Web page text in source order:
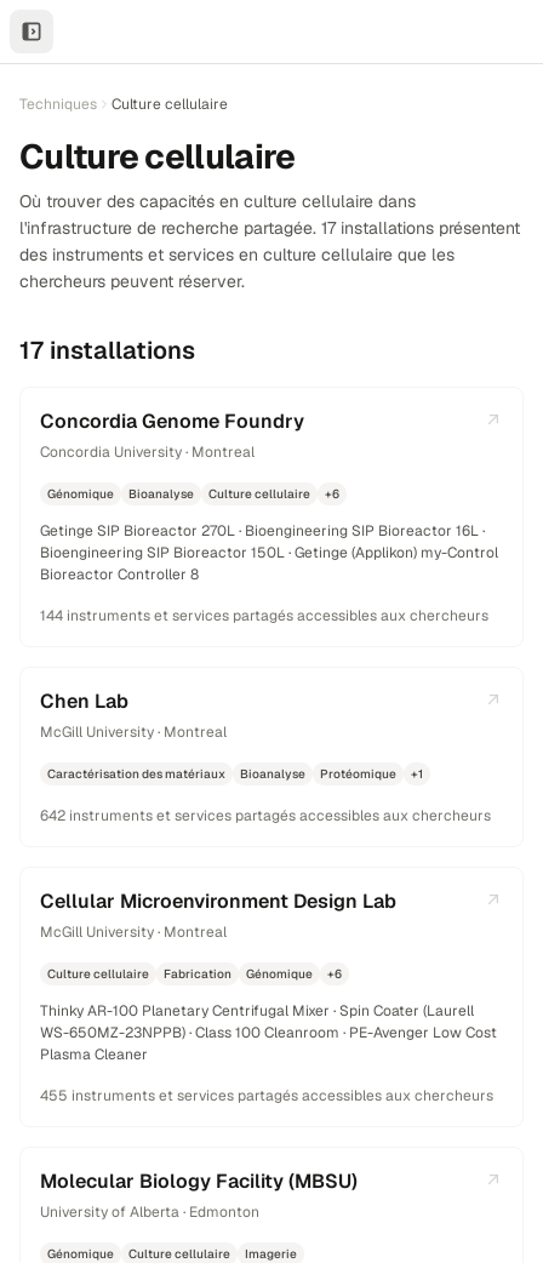
Techniques Culture cellulaire
Culture cellulaire
Où trouver des capacités en culture cellulaire dans
l'infrastructure de recherche partagée. 17 installations présentent
des instruments et services en culture cellulaire que les
chercheurs peuvent réserver.
17 installations
Concordia Genome Foundry
Concordia University · Montreal
Génomique Bioanalyse Culture cellulaire +6
Getinge SIP Bioreactor 270L · Bioengineering SIP Bioreactor 16L ·
Bioengineering SIP Bioreactor 150L · Getinge (Applikon) my-Control
Bioreactor Controller 8
144 instruments et services partagés accessibles aux chercheurs
Chen Lab
McGill University · Montreal
Caractérisation des matériaux Bioanalyse Protéomique +1
642 instruments et services partagés accessibles aux chercheurs
Cellular Microenvironment Design Lab
McGill University · Montreal
Culture cellulaire Fabrication Génomique +6
Thinky AR-100 Planetary Centrifugal Mixer · Spin Coater (Laurell
WS-650MZ-23NPPB) · Class 100 Cleanroom · PE-Avenger Low Cost
Plasma Cleaner
455 instruments et services partagés accessibles aux chercheurs
Molecular Biology Facility (MBSU)
University of Alberta · Edmonton
Génomique Culture cellulaire Imagerie